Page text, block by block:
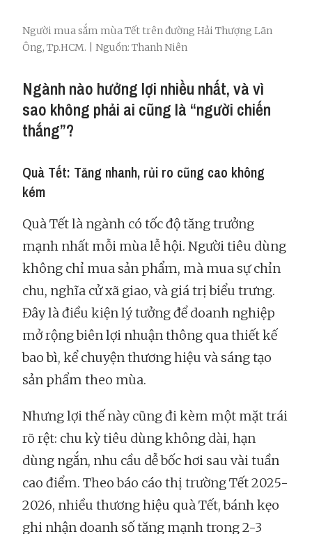
Người mua sắm mùa Tết trên đường Hải Thượng Lãn
Ông, Tp.HCM. | Nguồn: Thanh Niên
Ngành nào hưởng lợi nhiều nhất, và vì
sao không phải ai cũng là “người chiến
thắng”?
Quà Tết: Tăng nhanh, rủi ro cũng cao không
kém
Quà Tết là ngành có tốc độ tăng trưởng
mạnh nhất mỗi mùa lễ hội. Người tiêu dùng
không chỉ mua sản phẩm, mà mua sự chỉn
chu, nghĩa cử xã giao, và giá trị biểu trưng.
Đây là điều kiện lý tưởng để doanh nghiệp
mở rộng biên lợi nhuận thông qua thiết kế
bao bì, kể chuyện thương hiệu và sáng tạo
sản phẩm theo mùa.
Nhưng lợi thế này cũng đi kèm một mặt trái
rõ rệt: chu kỳ tiêu dùng không dài, hạn
dùng ngắn, nhu cầu dễ bốc hơi sau vài tuần
cao điểm. Theo báo cáo thị trường Tết 2025-
2026, nhiều thương hiệu quà Tết, bánh kẹo
ghi nhận doanh số tăng mạnh trong 2-3